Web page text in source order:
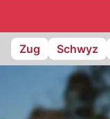
Zug Schwyz